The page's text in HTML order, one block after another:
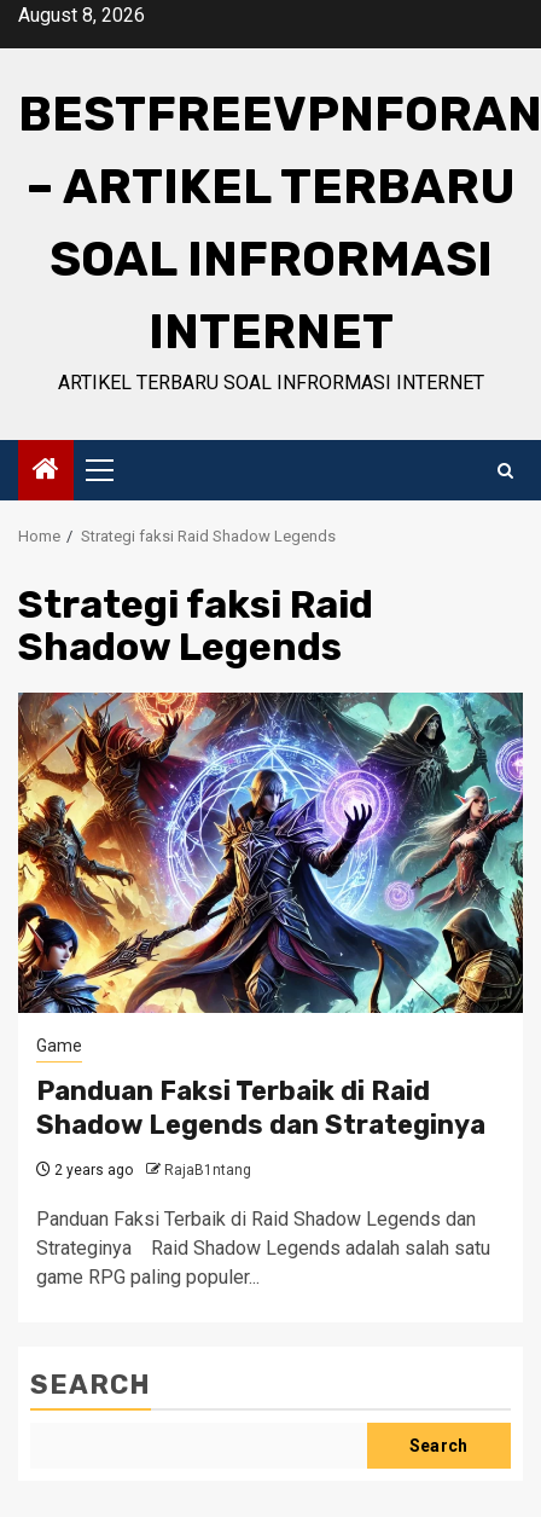
SkipAugust 8, 2026
– ARTIKEL TERBARU
SOAL INFRORMASI
INTERNET
ARTIKEL TERBARU SOAL INFRORMASI INTERNET
Primary
Menu
Home Strategi faksi Raid Shadow Legends
Strategi faksi Raid
Shadow Legends
Game
Panduan Faksi Terbaik di Raid
Shadow Legends dan Strateginya
2 years ago RajaB1ntang
Panduan Faksi Terbaik di Raid Shadow Legends dan
Strateginya Raid Shadow Legends adalah salah satu
game RPG paling populer...
SEARCH
Search